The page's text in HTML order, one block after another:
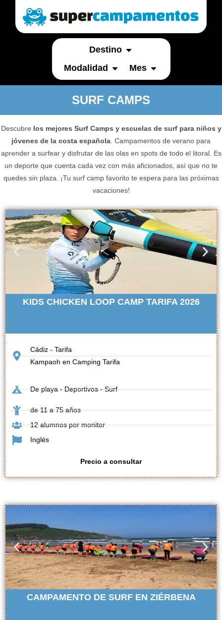
Destino
Modalidad
Mes
SURF CAMPS
Descubre los mejores Surf Camps y escuelas de surf para niños y
jóvenes de la costa española. Campamentos de verano para
aprender a surfear y disfrutar de las olas en spots de todo el litoral. Es
un deporte que cuenta cada vez con más aficionados, así que no te
quedes sin plaza. ¡Tu surf camp favorito te espera para las próximas
vacaciones!
KIDS CHICKEN LOOP CAMP TARIFA 2026
Cádiz - Tarifa
Kampaoh en Camping Tarifa
De playa - Deportivos - Surf
de 11 a 75 años
12 alumnos por monitor
Inglés
Precio a consultar
CAMPAMENTO DE SURF EN ZIÉRBENA